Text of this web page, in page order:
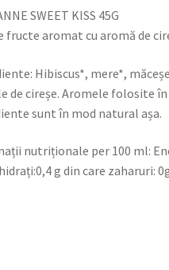
SWEET KISS 45G
fructe aromat cu aromă de
Hibiscus*, mere*,
de cireșe. Aromele folosite
sunt în mod natural așa.
nutriționale per 100 ml:
g din care zaharuri: